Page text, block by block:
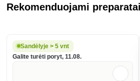
Rekomenduojami preparatai
Sandėlyje > 5 vnt
Galite turėti poryt, 11.08.